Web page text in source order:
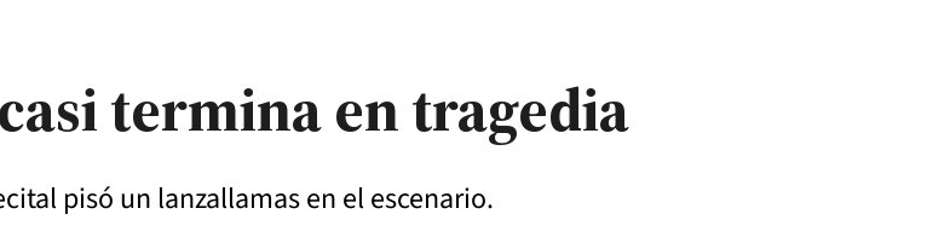
termina en tragedia
pisó un lanzallamas en el escenario.